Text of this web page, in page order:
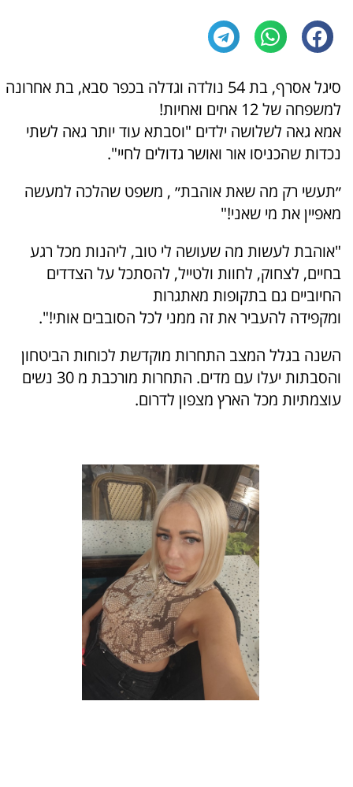
סיגל אסרף, בת 54 נולדה וגדלה בכפר סבא, בת אחרונה
למשפחה של 12 אחים ואחיות!
אמא גאה לשלושה ילדים "וסבתא עוד יותר גאה לשתי
נכדות שהכניסו אור ואושר גדולים לחיי".
״תעשי רק מה שאת אוהבת״ , משפט שהלכה למעשה
מאפיין את מי שאני!"
"אוהבת לעשות מה שעושה לי טוב, ליהנות מכל רגע
בחיים, לצחוק, לחוות ולטייל, להסתכל על הצדדים
החיוביים גם בתקופות מאתגרות
ומקפידה להעביר את זה ממני לכל הסובבים אותי!".
השנה בגלל המצב התחרות מוקדשת לכוחות הביטחון
והסבתות יעלו עם מדים. התחרות מורכבת מ 30 נשים
עוצמתיות מכל הארץ מצפון לדרום.